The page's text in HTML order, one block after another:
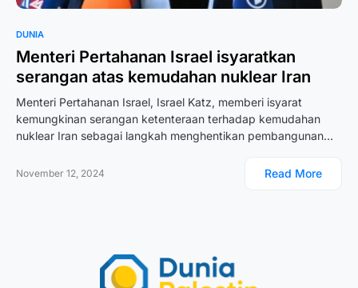
DUNIA
Menteri Pertahanan Israel isyaratkan
serangan atas kemudahan nuklear Iran
Menteri Pertahanan Israel, Israel Katz, memberi isyarat
kemungkinan serangan ketenteraan terhadap kemudahan
nuklear Iran sebagai langkah menghentikan pembangunan…
November 12, 2024 Read More